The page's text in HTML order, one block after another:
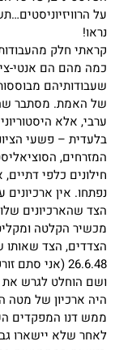
על
נראו!
קראתי חלק
כמה מהם הם אנטי-
שעבודותיהם
של האמת. מסתבר
ערבי, אלא
בלעדית – פשעי
המזרחים,
חילונים כלפי
נפתחו. אין
הצד שהארכיונים
מכשיר הקלטה
הצדדים, הצד
26.6.48 (אני
ושם הוחלט לגרש את
היה ארכיון של מטה
ממש דנו המפקדים
לאחר שלא יישארו